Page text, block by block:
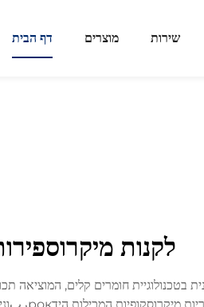
דף הבית מוצרים שירות
לקנות
בטכנולוגיית חומרים קלים, המוציאה